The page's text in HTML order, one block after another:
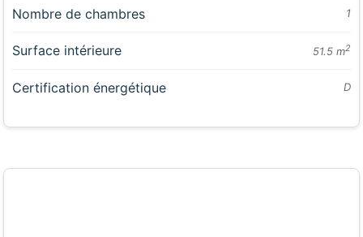
Nombre de chambres 1
Surface intérieure 51.5 m2
Certification énergétique D